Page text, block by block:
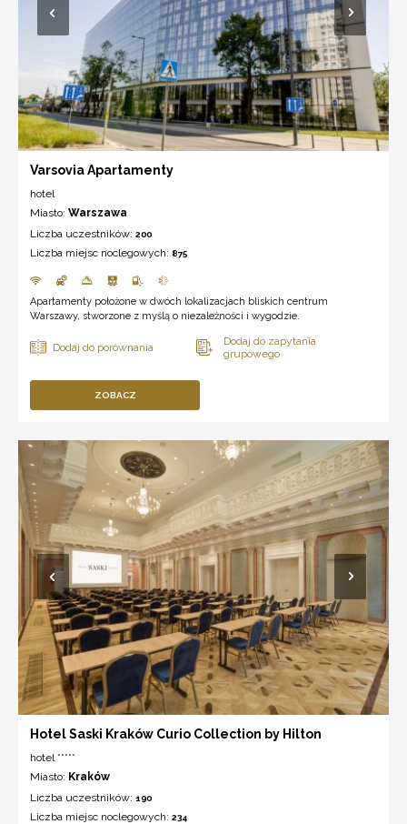
Varsovia Apartamenty
hotel
Miasto: Warszawa
Liczba uczestników: 200
Liczba miejsc noclegowych: 875
Apartamenty położone w dwóch lokalizacjach bliskich centrum
Warszawy, stworzone z myślą o niezależności i wygodzie.
ZOBACZ
Hotel Saski Kraków Curio Collection by Hilton
hotel *****
Miasto: Kraków
Liczba uczestników: 190
Liczba miejsc noclegowych: 234